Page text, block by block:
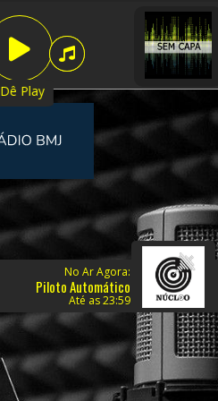
Dê Play
No Ar Agora:
Piloto Automático
Até as 23:59